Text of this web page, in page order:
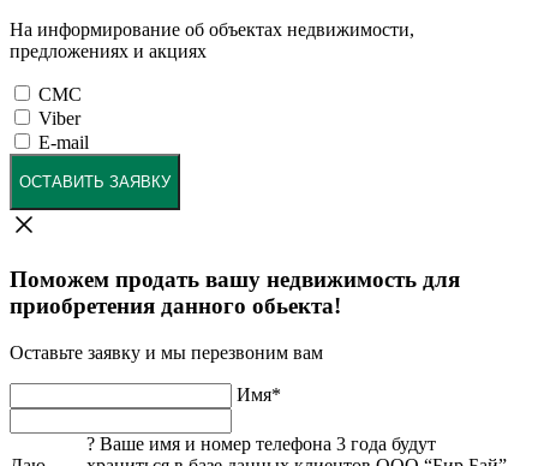
На информирование об объектах недвижимости,
предложениях и акциях
СМС
Viber
E-mail
ОСТАВИТЬ ЗАЯВКУ
Поможем продать вашу недвижимость для
приобретения данного обьекта!
Оставьте заявку и мы перезвоним вам
Имя*
? Ваше имя и номер телефона 3 года будут